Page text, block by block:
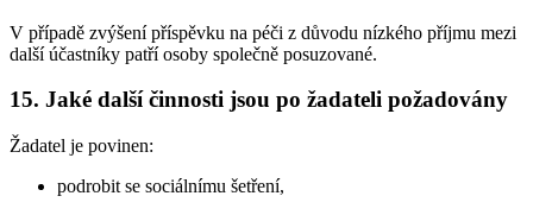
V případě zvýšení příspěvku na péči z důvodu nízkého příjmu mezi
další účastníky patří osoby společně posuzované.
15. Jaké další činnosti jsou po žadateli požadovány
Žadatel je povinen:
podrobit se sociálnímu šetření,